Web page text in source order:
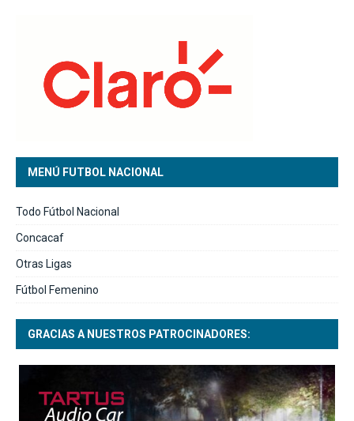
MENÚ FUTBOL NACIONAL
Todo Fútbol Nacional
Concacaf
Otras Ligas
Fútbol Femenino
GRACIAS A NUESTROS PATROCINADORES: